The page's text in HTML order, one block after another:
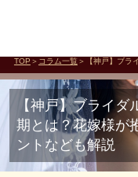
TOP ＞ コラム一覧 ＞【神戸】ブラ
【神戸】ブライ
期とは？花嫁様が
ントなども解説